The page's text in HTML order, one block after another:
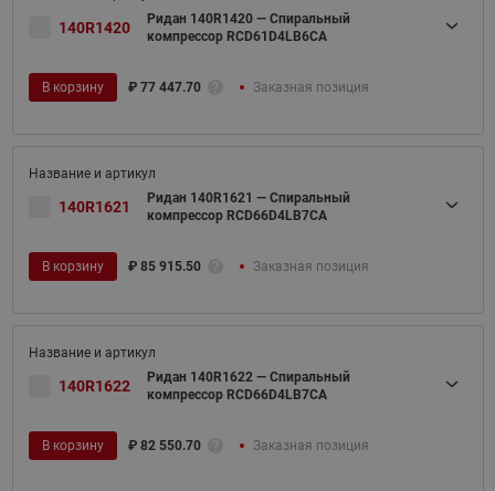
140R1420
Ридан 140R1420 — Спиральный
компрессор RCD61D4LB6CA
В корзину ₽ 77 447.70 Заказная позиция
140R1621
Ридан 140R1621 — Спиральный
компрессор RCD66D4LB7CA
В корзину ₽ 85 915.50 Заказная позиция
140R1622
Ридан 140R1622 — Спиральный
компрессор RCD66D4LB7CA
В корзину ₽ 82 550.70 Заказная позиция